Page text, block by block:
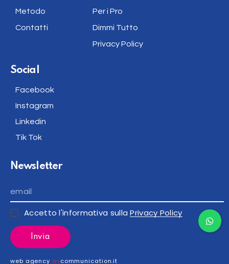
Metodo
Contatti
Per i Pro
Dimmi Tutto
Privacy Policy
Social
Facebook
Instagram
Linkedin
Tik Tok
Newsletter
Accetto l'informativa sullaPrivacy Policy
Invia
web agency avcommunication.it